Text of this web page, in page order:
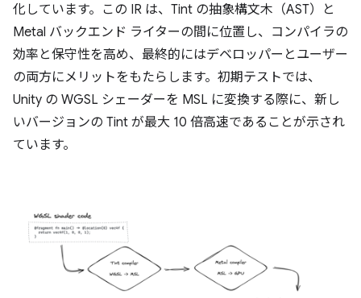
化しています。この IR は、Tint の抽象構文木（AST）と
Metal バックエンド ライターの間に位置し、コンパイラの
効率と保守性を高め、最終的にはデベロッパーとユーザー
の両方にメリットをもたらします。初期テストでは、
Unity の WGSL シェーダーを MSL に変換する際に、新し
いバージョンの Tint が最大 10 倍高速であることが示され
ています。